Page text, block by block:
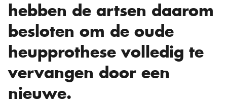
hebben de artsen daarom
besloten om de oude
heupprothese volledig te
vervangen door een
nieuwe.